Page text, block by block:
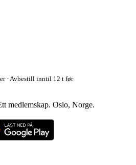
· Avbestill inntil 12 t før
medlemskap. Oslo, Norge.